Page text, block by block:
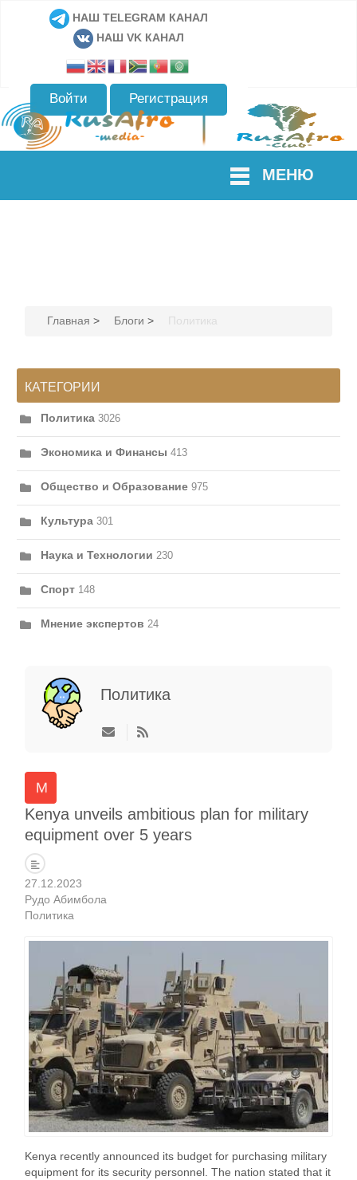
НАШ TELEGRAM КАНАЛ
НАШ VK КАНАЛ
Войти Регистрация
МЕНЮ
Главная > Блоги > Политика
КАТЕГОРИИ
Политика 3026
Экономика и Финансы 413
Общество и Образование 975
Культура 301
Наука и Технологии 230
Спорт 148
Мнение экспертов 24
Политика
Kenya unveils ambitious plan for military
equipment over 5 years
27.12.2023
Рудо Абимбола
Политика
Kenya recently announced its budget for purchasing military
equipment for its security personnel. The nation stated that it